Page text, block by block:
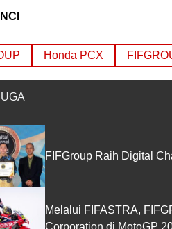
Honda PCX
FIFGroup Raih Digital
Melalui FIFASTRA,
Corporation di MotoGP